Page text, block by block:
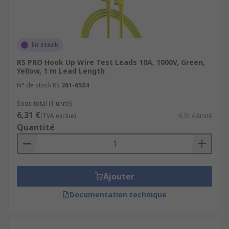
En stock
RS PRO Hook Up Wire Test Leads 10A, 1000V, Green,
Yellow, 1 m Lead Length
N° de stock RS 261-6524
Sous-total (1 unité)
6,31 €(TVA exclue) 6,31 €/unité
Quantité
Ajouter
Documentation technique